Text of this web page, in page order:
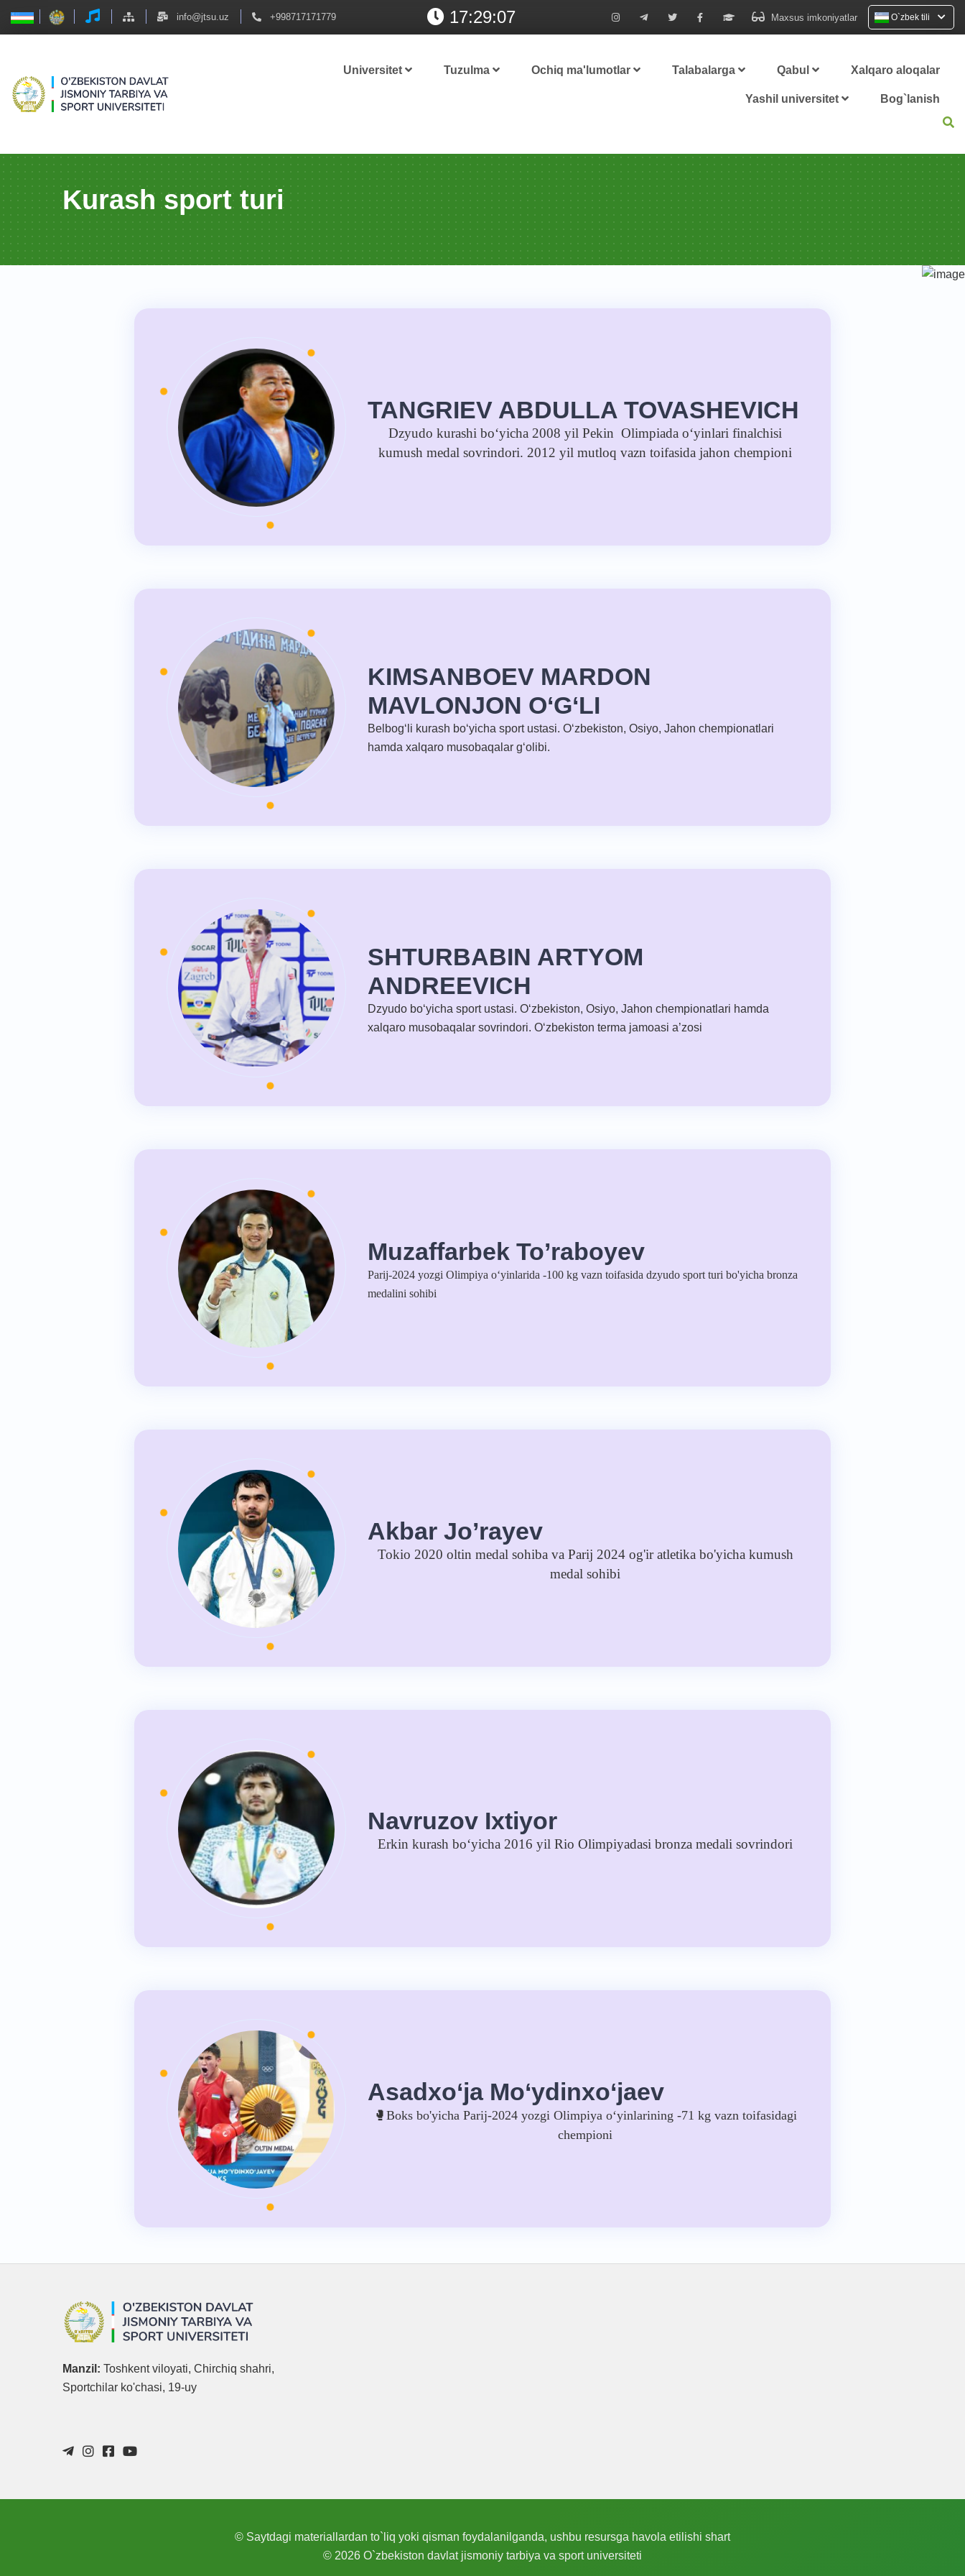
info@jtsu.uz +998717171779 17:29:08 Maxsus imkoniyatlar O`zbek tili
Universitet Tuzulma Ochiq ma'lumotlar Talabalarga Qabul Xalqaro aloqalar
Yashil universitet Bog`lanish
Kurash sport turi
TANGRIEV ABDULLA TOVASHEVICH
Dzyudo kurashi bo‘yicha 2008 yil Pekin Olimpiada o‘yinlari finalchisi
kumush medal sovrindori. 2012 yil mutloq vazn toifasida jahon chempioni
KIMSANBOEV MARDON
MAVLONJON O‘G‘LI
Belbog‘li kurash bo‘yicha sport ustasi. O‘zbekiston, Osiyo, Jahon chempionatlari
hamda xalqaro musobaqalar g‘olibi.
SHTURBABIN ARTYOM
ANDREEVICH
Dzyudo bo‘yicha sport ustasi. O‘zbekiston, Osiyo, Jahon chempionatlari hamda
xalqaro musobaqalar sovrindori. O‘zbekiston terma jamoasi a’zosi
Muzaffarbek To’raboyev
Parij-2024 yozgi Olimpiya oʻyinlarida -100 kg vazn toifasida dzyudo sport turi bo'yicha bronza
medalini sohibi
Akbar Jo’rayev
Tokio 2020 oltin medal sohiba va Parij 2024 og'ir atletika bo'yicha kumush
medal sohibi
Navruzov Ixtiyor
Erkin kurash bo‘yicha 2016 yil Rio Olimpiyadasi bronza medali sovrindori
Asadxo‘ja Mo‘ydinxo‘jaev
🥊Boks bo'yicha Parij-2024 yozgi Olimpiya oʻyinlarining -71 kg vazn toifasidagi
chempioni
Manzil: Toshkent viloyati, Chirchiq shahri,
Sportchilar ko'chasi, 19-uy
© Saytdagi materiallardan to`liq yoki qisman foydalanilganda, ushbu resursga havola etilishi shart
© 2026 O`zbekiston davlat jismoniy tarbiya va sport universiteti